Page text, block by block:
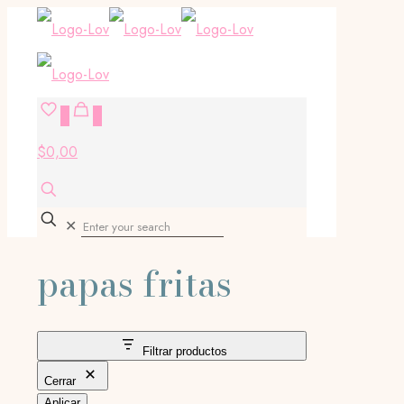
$0,00
✕
papas fritas
Filtrar productos
Cerrar